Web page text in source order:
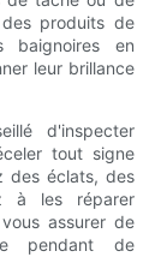
produits de
baignoires en
leur brillance
d'inspecter
tout signe
des éclats, des
à les réparer
assurer de
pendant de